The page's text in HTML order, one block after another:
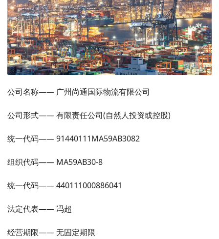
公司名称—— 广州尚通国际物流有限公司
公司形式—— 有限责任公司(自然人投资或控股)
统一代码—— 91440111MA59AB3082
组织代码—— MA59AB30-8
统一代码—— 440111000886041
法定代表—— 冯超
经营期限—— 无固定期限